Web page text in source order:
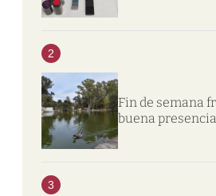
2
Fin de semana
buena
3